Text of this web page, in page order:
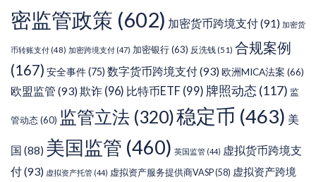
密监管政策 (602) 加密货币跨境支付(91) 加密货
币转账支付 (48) 加密跨境支付 (47) 加密银行(63) 反洗钱(51) 合规案例
(167) 安全事件(75) 数字货币跨境支付(93)欧洲MICA法案 (66)
欧盟监管 (93)欺诈 (96) 比特币ETF (99) 牌照动态 (117) 监
管动态(60) 监管立法 (320)稳定币 (463) 美
国 (88) 美国监管 (460) 英国监管 (44) 虚拟货币跨境支
付(93) 虚拟资产托管 (44) 虚拟资产服务提供商VASP(58) 虚拟资产跨境